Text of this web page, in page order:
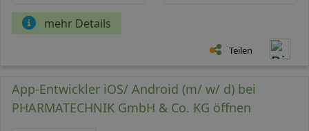
mehr Details
Teilen
App-Entwickler iOS/ Android (m/ w/ d) bei
PHARMATECHNIK GmbH & Co. KG öffnen